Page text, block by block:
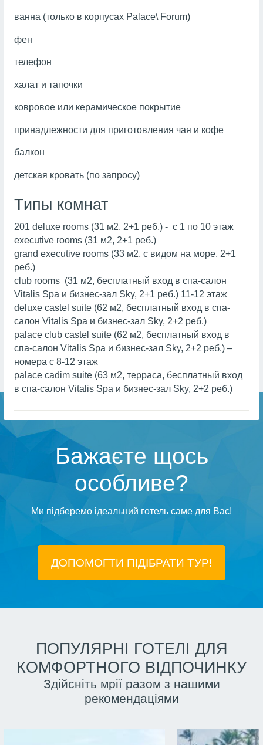
ванна (только в корпусах Palace\ Forum)
фен
телефон
халат и тапочки
ковровое или керамическое покрытие
принадлежности для приготовления чая и кофе
балкон
детская кровать (по запросу)
Типы комнат
201 deluxe rooms (31 м2, 2+1 реб.) - c 1 по 10 этаж
executive rooms (31 м2, 2+1 реб.)
grand executive rooms (33 м2, c видом на море, 2+1
реб.)
club rooms (31 м2, бесплатный вход в спа-салон
Vitalis Spa и бизнес-зал Sky, 2+1 реб.) 11-12 этаж
deluxe castel suite (62 м2, бесплатный вход в спа-
салон Vitalis Spa и бизнес-зал Sky, 2+2 реб.)
palace club castel suite (62 м2, бесплатный вход в
спа-салон Vitalis Spa и бизнес-зал Sky, 2+2 реб.) –
номера с 8-12 этаж
palace cadim suite (63 м2, терраса, бесплатный вход
в спа-салон Vitalis Spa и бизнес-зал Sky, 2+2 реб.)
Бажаєте щось
особливе?
Ми підберемо ідеальний готель саме для Вас!
ДОПОМОГТИ ПІДIБРАТИ ТУР!
ПОПУЛЯРНІ ГОТЕЛІ ДЛЯ
КОМФОРТНОГО ВІДПОЧИНКУ
Здійсніть мрії разом з нашими
рекомендаціями